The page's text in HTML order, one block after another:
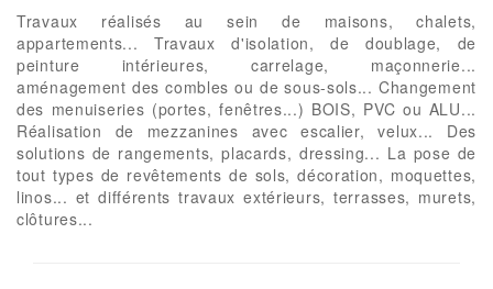
Travaux réalisés au sein de maisons, chalets,
appartements... Travaux d'isolation, de doublage, de
peinture intérieures, carrelage, maçonnerie...
aménagement des combles ou de sous-sols... Changement
des menuiseries (portes, fenêtres...) BOIS, PVC ou ALU...
Réalisation de mezzanines avec escalier, velux... Des
solutions de rangements, placards, dressing... La pose de
tout types de revêtements de sols, décoration, moquettes,
linos... et différents travaux extérieurs, terrasses, murets,
clôtures...